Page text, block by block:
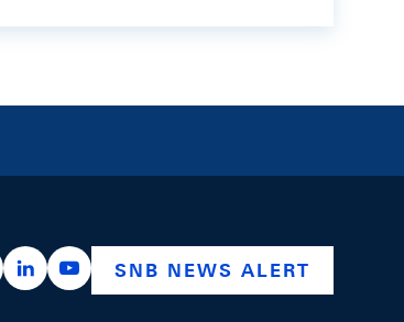
https://x.com/snb_bns
https://ch.linkedin.com/company/swiss-
https://www.youtube.com/
SNB NEWS ALERT